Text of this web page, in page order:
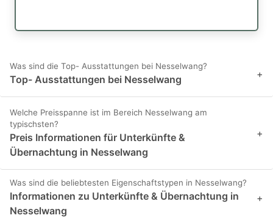
Was sind die Top- Ausstattungen bei Nesselwang?
Top- Ausstattungen bei Nesselwang +
Welche Preisspanne ist im Bereich Nesselwang am
typischsten?
Preis Informationen für Unterkünfte &
Übernachtung in Nesselwang
+
Was sind die beliebtesten Eigenschaftstypen in Nesselwang?
Informationen zu Unterkünfte & Übernachtung in
Nesselwang
+